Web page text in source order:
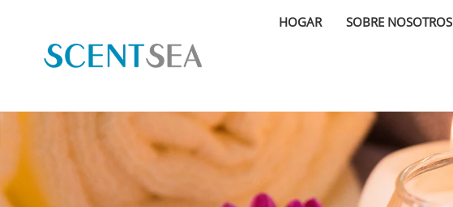
HOGAR SOBRE NOSOTROS